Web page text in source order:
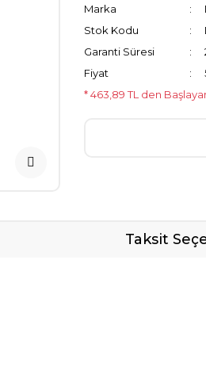
Marka
Stok Kodu
Garanti Süresi
Fiyat
* 463,89 TL den
Taksit